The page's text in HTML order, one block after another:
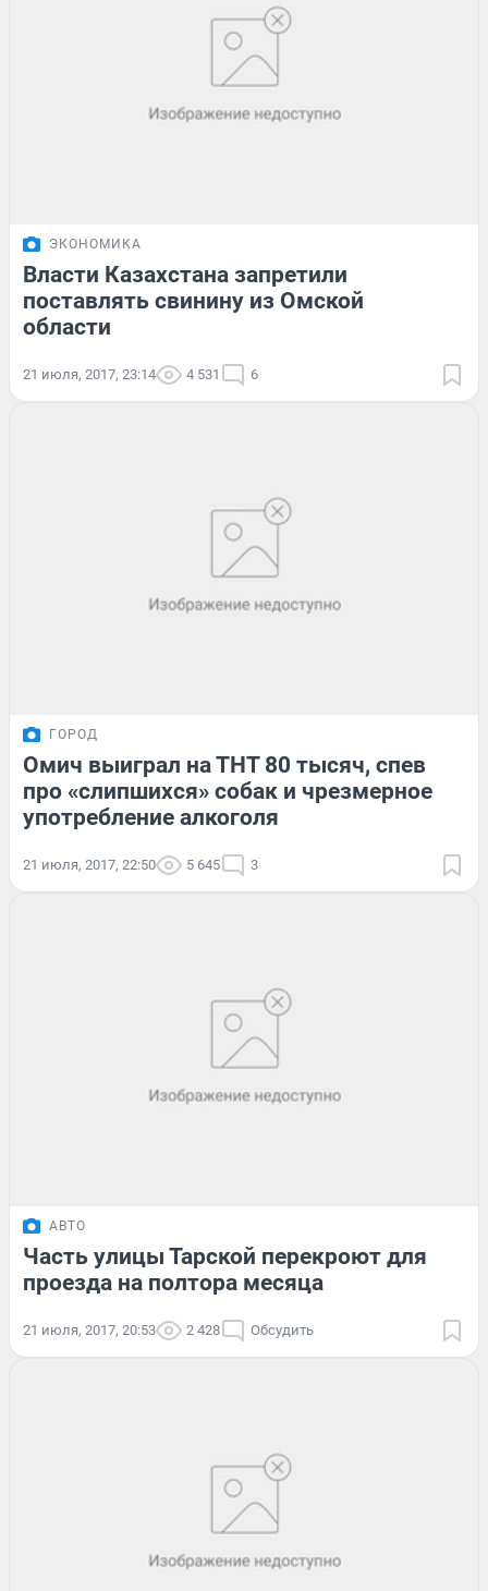
ЭКОНОМИКА
Власти Казахстана запретили
поставлять свинину из Омской
области
21 июля, 2017, 23:14 4 531 6
ГОРОД
Омич выиграл на ТНТ 80 тысяч, спев
про «слипшихся» собак и чрезмерное
употребление алкоголя
21 июля, 2017, 22:50 5 645 3
АВТО
Часть улицы Тарской перекроют для
проезда на полтора месяца
21 июля, 2017, 20:53 2 428 Обсудить